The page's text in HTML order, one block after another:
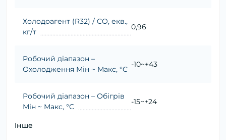
Холодоагент (R32) / CO, екв.,
кг/т
0,96
Робочий діапазон –
Охолодження Мін ~ Макс, °C
-10~+43
Робочий діапазон – Обігрів
Мін ~ Макс, °C
-15~+24
Інше